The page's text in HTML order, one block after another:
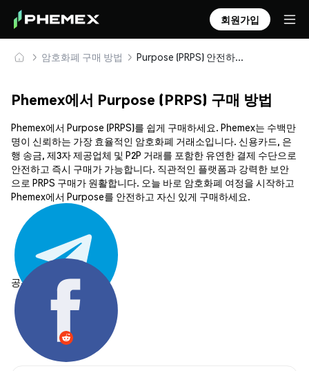
회원가입
암호화폐 구매 방법 Purpose (PRPS) 안전하게 구매 및 보관
Phemex에서 Purpose (PRPS) 구매 방법
Phemex에서 Purpose (PRPS)를 쉽게 구매하세요. Phemex는 수백만
명이 신뢰하는 가장 효율적인 암호화폐 거래소입니다. 신용카드, 은
행 송금, 제3자 제공업체 및 P2P 거래를 포함한 유연한 결제 수단으로
안전하고 즉시 구매가 가능합니다. 직관적인 플랫폼과 강력한 보안
으로 PRPS 구매가 원활합니다. 오늘 바로 암호화폐 여정을 시작하고
Phemex에서 Purpose를 안전하고 자신 있게 구매하세요.
공유하기: